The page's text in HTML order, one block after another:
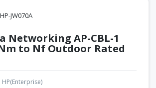
JW070A
Networking AP-CBL-1
to Nf Outdoor Rated
HP(Enterprise)